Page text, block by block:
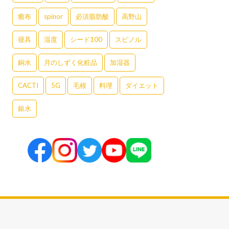
癒布 spinor 必須脂肪酸 高野山
寝具 湿度 シード100 スピノル
銅水 月のしずく化粧品 加湿器
CACTI 5G 毛根 料理 ダイエット
銀水